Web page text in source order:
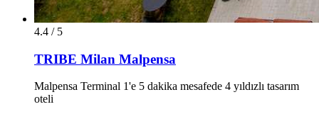
4.4 / 5
TRIBE Milan Malpensa
Malpensa Terminal 1'e 5 dakika mesafede 4 yıldızlı tasarım
oteli